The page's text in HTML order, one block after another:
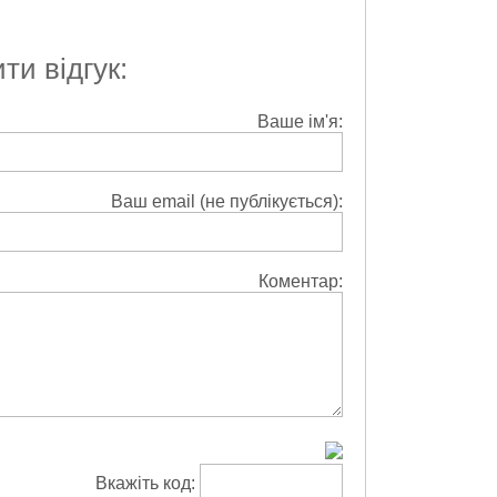
відгук:
Ваше ім'я:
Ваш email (не публікується):
Коментар:
Вкажіть код: